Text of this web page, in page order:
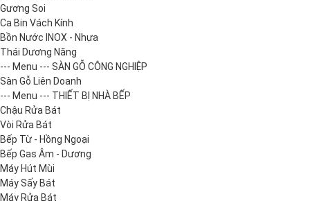
Gương Soi
Ca Bin Vách Kính
Bồn Nước INOX - Nhựa
Thái Dương Năng
--- Menu --- SÀN GỖ CÔNG NGHIỆP
Sàn Gỗ Liên Doanh
--- Menu --- THIẾT BỊ NHÀ BẾP
Chậu Rửa Bát
Vòi Rửa Bát
Bếp Từ - Hồng Ngoại
Bếp Gas Âm - Dương
Máy Hút Mùi
Máy Sấy Bát
Máy Rửa Bát